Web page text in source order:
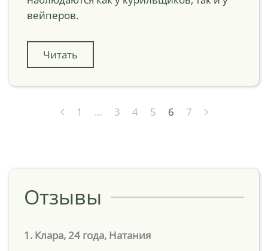
вейперов.
Читать
1 … 3 4 5 6 7
Отзывы
1. Клара, 24 года, Натания